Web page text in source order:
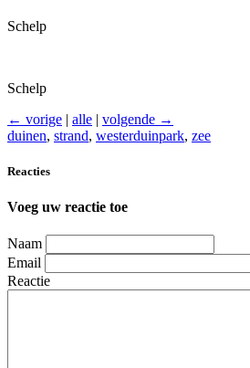
Schelp
Schelp
← vorige | alle | volgende →
duinen, strand, westerduinpark, zee
Reacties
Voeg uw reactie toe
Naam
Email
Reactie